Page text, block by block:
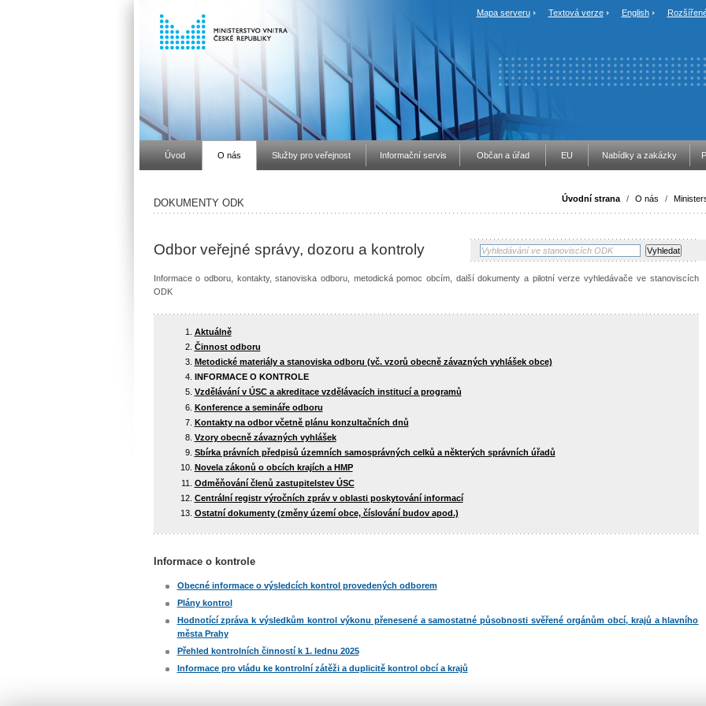
Mapa serveru Textová verze English
Úvod O nás Služby pro veřejnost Informační servis Občan a úřad EU Nabídky a zakázky
Úvodní strana / O nás /
DOKUMENTY ODK
Odbor veřejné správy, dozoru a kontroly
Informace o odboru, kontakty, stanoviska odboru, metodická pomoc obcím, další dokumenty a pilotní verze vyhledávače ve stanoviscích
ODK
Aktuálně
Činnost odboru
Metodické materiály a stanoviska odboru (vč. vzorů obecně závazných vyhlášek obce)
INFORMACE O KONTROLE
Vzdělávání v ÚSC a akreditace vzdělávacích institucí a programů
Konference a semináře odboru
Kontakty na odbor včetně plánu konzultačních dnů
Vzory obecně závazných vyhlášek
Sbírka právních předpisů územních samosprávných celků a některých správních úřadů
Novela zákonů o obcích krajích a HMP
Odměňování členů zastupitelstev ÚSC
Centrální registr výročních zpráv v oblasti poskytování informací
Ostatní dokumenty (změny území obce, číslování budov apod.)
Informace o kontrole
Obecné informace o výsledcích kontrol provedených odborem
Plány kontrol
Hodnotící zpráva k výsledkům kontrol výkonu přenesené a samostatné působnosti svěřené orgánům obcí, krajů a hlavního
města Prahy
Přehled kontrolních činností k 1. lednu 2025
Informace pro vládu ke kontrolní zátěži a duplicitě kontrol obcí a krajů